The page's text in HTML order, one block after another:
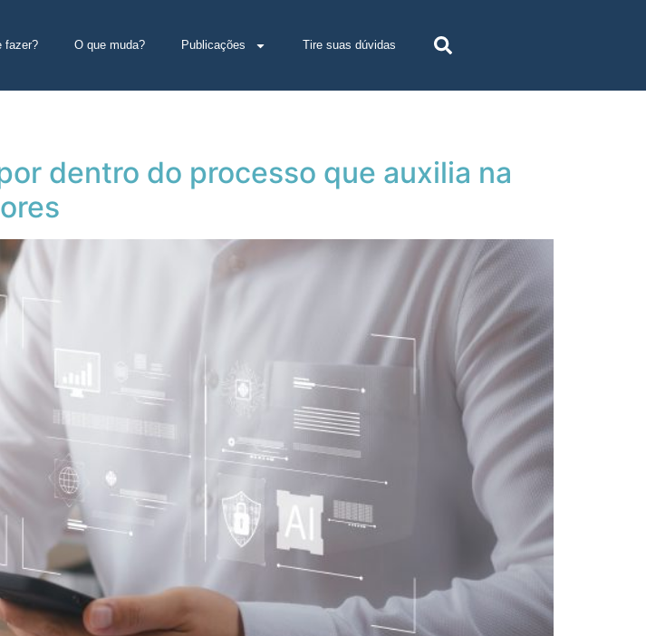
fazer? O que muda? Publicações Tire suas dúvidas
dentro do processo que auxilia na